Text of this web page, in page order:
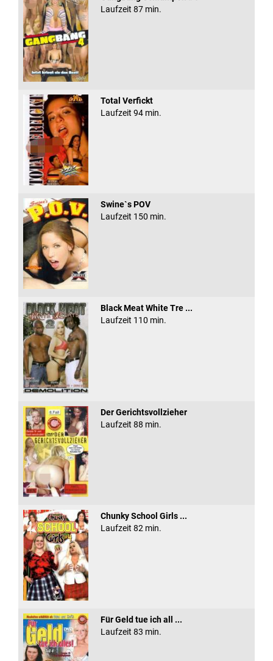
Laufzeit 87 min.
Total Verfickt
Laufzeit 94 min.
Swine`s POV
Laufzeit 150 min.
Black Meat White Tre ...
Laufzeit 110 min.
Der Gerichtsvollzieher
Laufzeit 88 min.
Chunky School Girls ...
Laufzeit 82 min.
Für Geld tue ich all ...
Laufzeit 83 min.